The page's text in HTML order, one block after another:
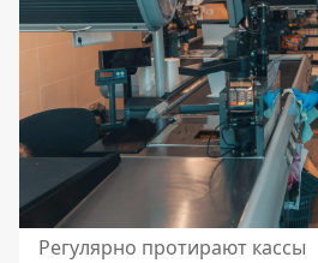
Регулярно протирают кассы